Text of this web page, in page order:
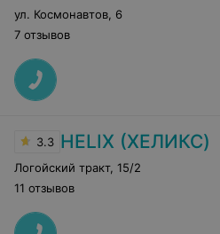
ул. Космонавтов 6
7 отзывов
3.3 HELIX (ХЕЛИКС)
Логойский тракт, 15/2
11 отзывов